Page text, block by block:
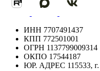
ИНН 7707491437
КПП 772501001
ОГРН 1137799009314
ОКПО 17544187
ЮР. АДРЕС 115533,